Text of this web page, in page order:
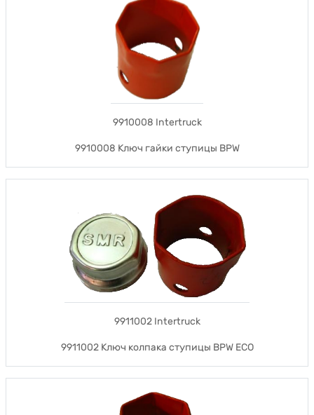
9910008 Intertruck
9910008 Ключ гайки ступицы BPW
9911002 Intertruck
9911002 Ключ колпака ступицы BPW ECO